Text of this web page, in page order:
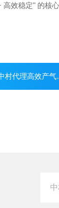
效稳定" 的核
产气日东工器压缩机 / 泵